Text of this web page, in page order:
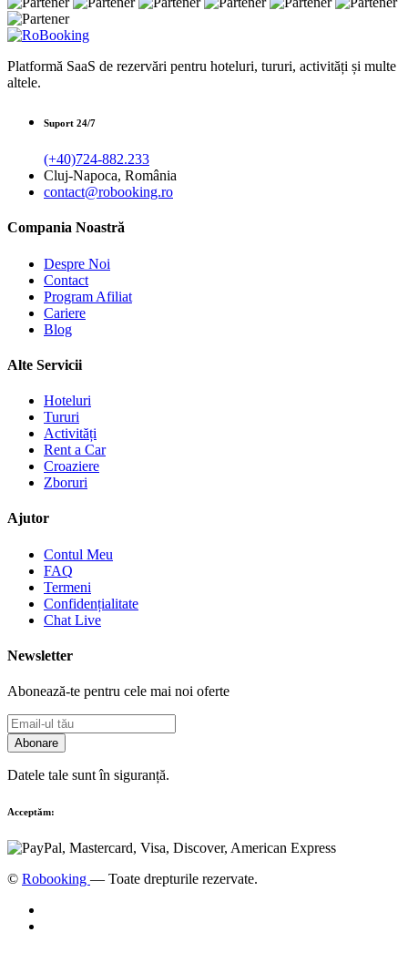
Platformă SaaS de rezervări pentru hoteluri, tururi, activități și multe
altele.
Suport 24/7
(+40)724-882.233
Cluj-Napoca, România
contact@robooking.ro
Compania Noastră
Despre Noi
Contact
Program Afiliat
Cariere
Blog
Alte Servicii
Hoteluri
Tururi
Activități
Rent a Car
Croaziere
Zboruri
Ajutor
Contul Meu
FAQ
Termeni
Confidențialitate
Chat Live
Newsletter
Abonează-te pentru cele mai noi oferte
Abonare
Datele tale sunt în siguranță.
Acceptăm:
© Robooking — Toate drepturile rezervate.